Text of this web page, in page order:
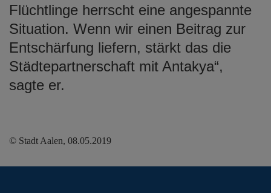
Flüchtlinge herrscht eine angespannte
Situation. Wenn wir einen Beitrag zur
Entschärfung liefern, stärkt das die
Städtepartnerschaft mit Antakya“,
sagte er.
© Stadt Aalen, 08.05.2019